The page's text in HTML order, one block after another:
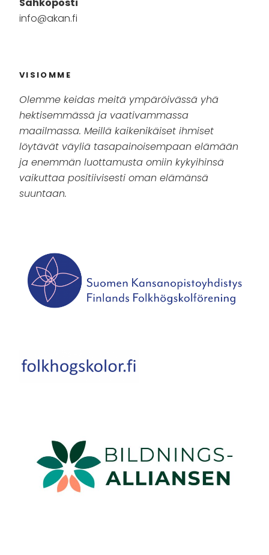
info@akan.fi
VISIOMME
Olemme keidas meitä ympäröivässä yhä
hektisemmässä ja vaativammassa
maailmassa. Meillä kaikenikäiset ihmiset
löytävät väyliä tasapainoisempaan elämään
ja enemmän luottamusta omiin kykyihinsä
vaikuttaa positiivisesti oman elämänsä
suuntaan.